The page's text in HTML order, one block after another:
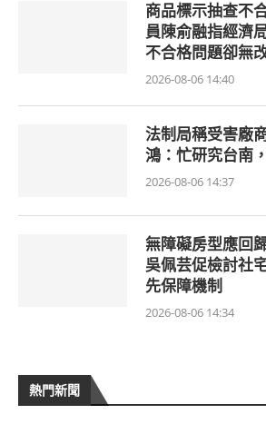
商品標示抽查不
員陳俞融指經濟
不合格問題卻無
2026-08-06 14:40
法制局稱受害廠
鴻：忙研究台南
2026-08-06 14:37
無障礙房型應回
吳佩芸促檢討社
先保障機制
2026-08-06 14:34
熱門新聞